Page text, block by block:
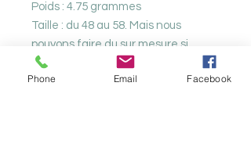
Poids : 4.75 grammes
Taille : du 48 au 58. Mais nous
pouvons faire du sur mesure si
besoin.
Phone Email Facebook